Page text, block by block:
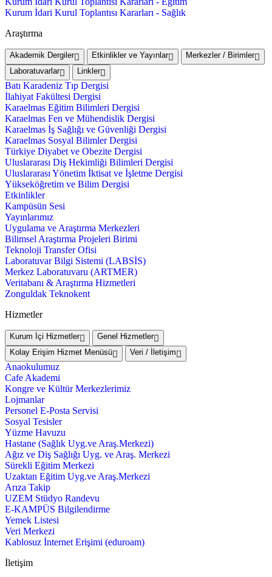
Kurum İdari Kurul Toplantısı Kararları - Sağlık
Araştırma
Akademik Dergiler Etkinlikler ve Yayınlar
Merkezler / Birimler
Laboratuvarlar
Linkler
Batı Karadeniz Tıp Dergisi
İlahiyat Fakültesi Dergisi
Karaelmas Eğitim Bilimleri Dergisi
Karaelmas Fen ve Mühendislik Dergisi
Karaelmas İş Sağlığı ve Güvenliği Dergisi
Karaelmas Sosyal Bilimler Dergisi
Türkiye Diyabet ve Obezite Dergisi
Uluslararası Diş Hekimliği Bilimleri Dergisi
Uluslararası Yönetim İktisat ve İşletme Dergisi
Yükseköğretim ve Bilim Dergisi
Etkinlikler
Kampüsün Sesi
Yayınlarımız
Uygulama ve Araştırma Merkezleri
Bilimsel Araştırma Projeleri Birimi
Teknoloji Transfer Ofisi
Laboratuvar Bilgi Sistemi (LABSİS)
Merkez Laboratuvaru (ARTMER)
Veritabanı & Araştırma Hizmetleri
Zonguldak Teknokent
Hizmetler
Kurum İçi Hizmetler
Genel Hizmetler
Kolay Erişim Hizmet Menüsü
Veri / İletişim
Anaokulumuz
Cafe Akademi
Kongre ve Kültür Merkezlerimiz
Lojmanlar
Personel E-Posta Servisi
Sosyal Tesisler
Yüzme Havuzu
Hastane (Sağlık Uyg.ve Araş.Merkezi)
Ağız ve Diş Sağlığı Uyg. ve Araş. Merkezi
Sürekli Eğitim Merkezi
Uzaktan Eğitim Uyg.ve Araş.Merkezi
Arıza Takip
UZEM Stüdyo Randevu
E-KAMPÜS Bilgilendirme
Yemek Listesi
Veri Merkezi
Kablosuz İnternet Erişimi (eduroam)
İletişim